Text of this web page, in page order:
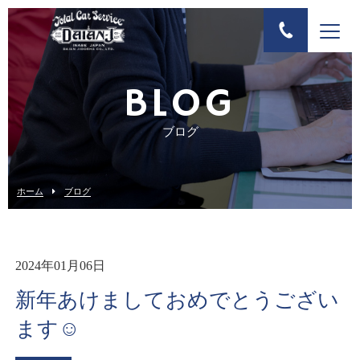
BLOG
ブログ
ホーム ブログ
2024年01月06日
新年あけましておめでとうござい
ます☺